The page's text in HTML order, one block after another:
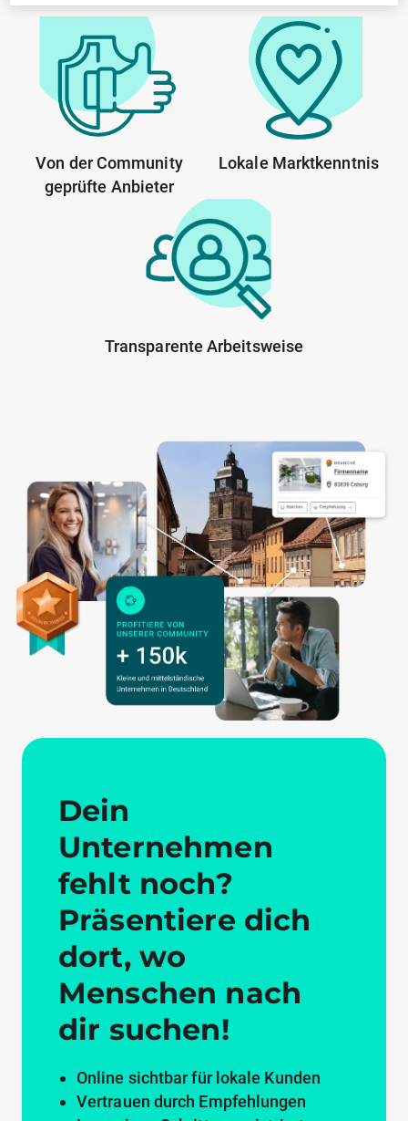
Von der Community
geprüfte Anbieter
Lokale Marktkenntnis
Transparente Arbeitsweise
Dein
Unternehmen
fehlt noch?
Präsentiere dich
dort, wo
Menschen nach
dir suchen!
Online sichtbar für lokale Kunden
Vertrauen durch Empfehlungen